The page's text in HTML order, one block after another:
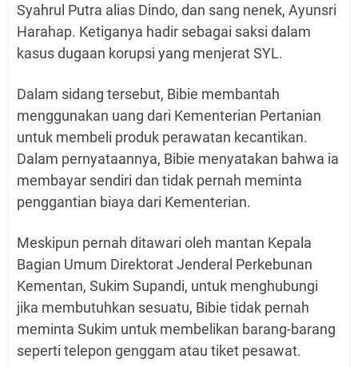
Syahrul Putra alias Dindo, dan sang nenek, Ayunsri
Harahap. Ketiganya hadir sebagai saksi dalam
kasus dugaan korupsi yang menjerat SYL.
Dalam sidang tersebut, Bibie membantah
menggunakan uang dari Kementerian Pertanian
untuk membeli produk perawatan kecantikan.
Dalam pernyataannya, Bibie menyatakan bahwa ia
membayar sendiri dan tidak pernah meminta
penggantian biaya dari Kementerian.
Meskipun pernah ditawari oleh mantan Kepala
Bagian Umum Direktorat Jenderal Perkebunan
Kementan, Sukim Supandi, untuk menghubungi
jika membutuhkan sesuatu, Bibie tidak pernah
meminta Sukim untuk membelikan barang-barang
seperti telepon genggam atau tiket pesawat.